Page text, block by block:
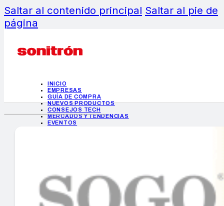
Saltar al contenido principal Saltar al pie de
página
INICIO
EMPRESAS
GUÍA DE COMPRA
NUEVOS PRODUCTOS
CONSEJOS TECH
MERCADOS Y TENDENCIAS
EVENTOS
INICIO